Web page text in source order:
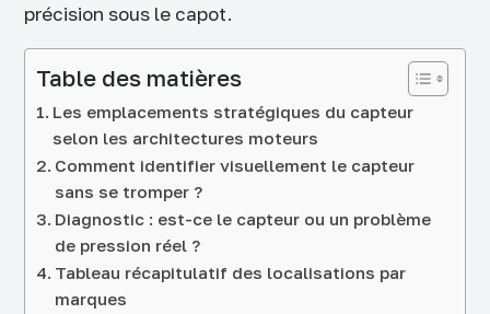
précision sous le capot.
Table des matières
Les emplacements stratégiques du capteur
selon les architectures moteurs
Comment identifier visuellement le capteur
sans se tromper ?
Diagnostic : est-ce le capteur ou un problème
de pression réel ?
Tableau récapitulatif des localisations par
marques